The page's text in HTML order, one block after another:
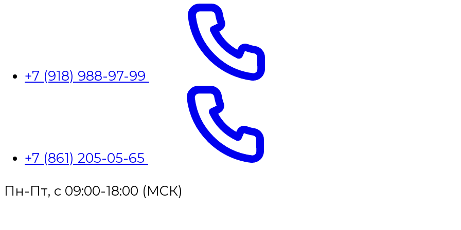
+7 (918) 988-97-99
+7 (861) 205-05-65
Пн-Пт, с 09:00-18:00 (МСК)